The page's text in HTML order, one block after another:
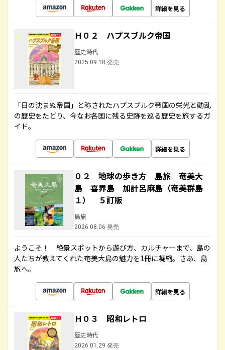
詳細を見る
Ｈ０２ ハプスブルク帝国
歴史時代
2025.09.18 発売
「日の沈まぬ帝国」と称されたハプスブルク帝国の栄光と動乱
の歴史をたどり、今なお各国に残る史跡を巡る歴史を旅するガ
イド。
詳細を見る
０２ 地球の歩き方 島旅 奄美大
島 喜界島 加計呂麻島（奄美群島
１） ５訂版
島旅
2026.08.06 発売
ようこそ！ 絶景スポットから遊び方、カルチャーまで、島の
人たちが教えてくれた奄美大島の魅力を1冊に凝縮。さあ、島
旅へ。
詳細を見る
Ｈ０３ 昭和レトロ
歴史時代
2026.01.29 発売